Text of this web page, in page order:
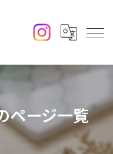
ページ一覧